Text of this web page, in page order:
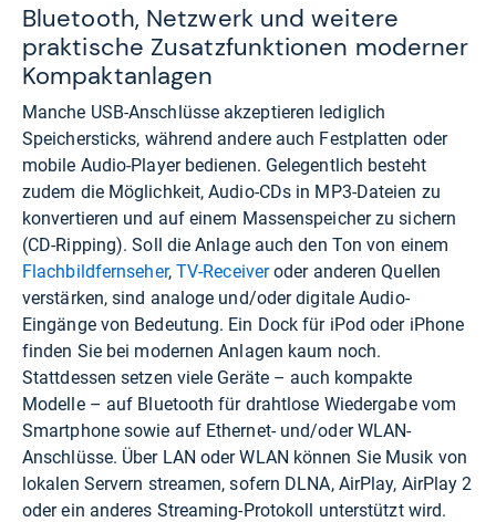
Bluetooth, Netzwerk und weitere
praktische Zusatzfunktionen moderner
Kompaktanlagen
Manche USB-Anschlüsse akzeptieren lediglich
Speichersticks, während andere auch Festplatten oder
mobile Audio-Player bedienen. Gelegentlich besteht
zudem die Möglichkeit, Audio-CDs in MP3-Dateien zu
konvertieren und auf einem Massenspeicher zu sichern
(CD-Ripping). Soll die Anlage auch den Ton von einem
Flachbildfernseher, TV-Receiveroder anderen Quellen
verstärken, sind analoge und/oder digitale Audio-
Eingänge von Bedeutung. Ein Dock für iPod oder iPhone
finden Sie bei modernen Anlagen kaum noch.
Stattdessen setzen viele Geräte – auch kompakte
Modelle – auf Bluetooth für drahtlose Wiedergabe vom
Smartphone sowie auf Ethernet- und/oder WLAN-
Anschlüsse. Über LAN oder WLAN können Sie Musik von
lokalen Servern streamen, sofern DLNA, AirPlay, AirPlay 2
oder ein anderes Streaming-Protokoll unterstützt wird.